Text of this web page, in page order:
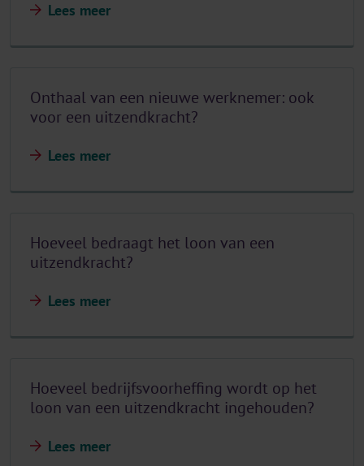
Lees meer
Onthaal van een nieuwe werknemer: ook
voor een uitzendkracht?
Lees meer
Hoeveel bedraagt het loon van een
uitzendkracht?
Lees meer
Hoeveel bedrijfsvoorheffing wordt op het
loon van een uitzendkracht ingehouden?
Lees meer